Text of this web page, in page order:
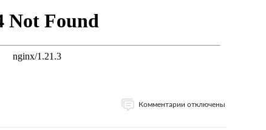
Комментарии отключены